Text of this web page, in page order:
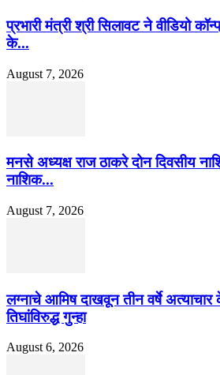
प्रभारी मंत्री श्री सिलावट ने वीडियो
के...
August 7, 2026
मनसे अध्यक्ष राज ठाकरे दोन दिवसीय
नाशिक...
August 7, 2026
लग्नाचे आमिष दाखवून तीन वर्षे
तिघांविरुद्ध गुन्हा
August 6, 2026